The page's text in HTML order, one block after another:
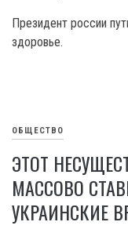
Президент россии
здоровье.
ОБЩЕСТВО
ЭТОТ
МАССОВО
УКРАИНСКИЕ